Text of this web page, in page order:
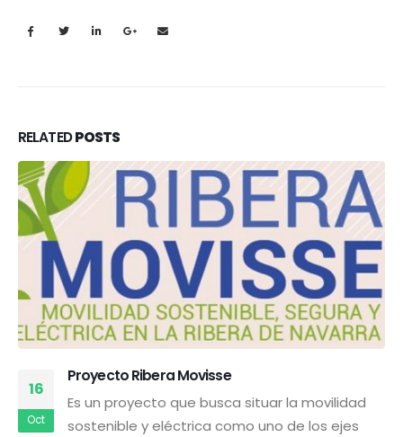
RELATEDPOSTS
16
Oct
Proyecto Ribera Movisse
Es un proyecto que busca situar la movilidad
sostenible y eléctrica como uno de los ejes